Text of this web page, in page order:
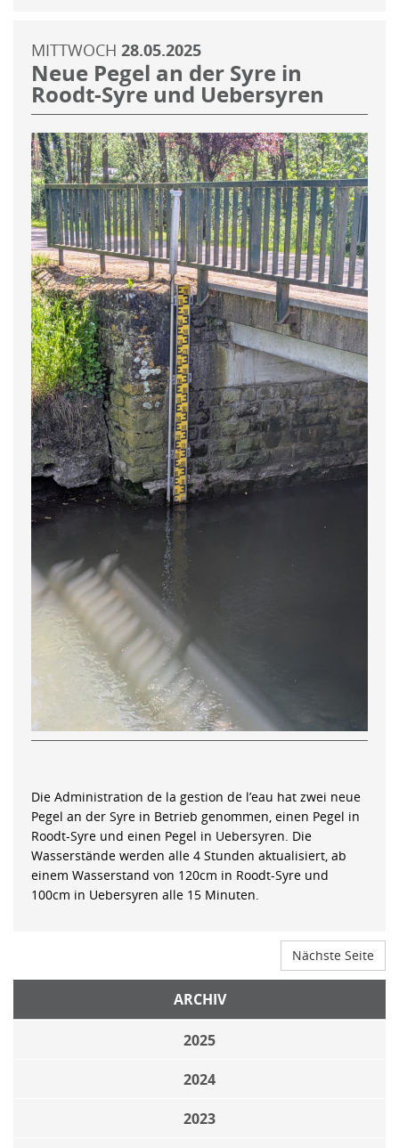
MITTWOCH 28.05.2025
Neue Pegel an der Syre in
Roodt-Syre und Uebersyren
Die Administration de la gestion de l’eau hat zwei neue
Pegel an der Syre in Betrieb genommen, einen Pegel in
Roodt-Syre und einen Pegel in Uebersyren. Die
Wasserstände werden alle 4 Stunden aktualisiert, ab
einem Wasserstand von 120cm in Roodt-Syre und
100cm in Uebersyren alle 15 Minuten.
Nächste Seite
ARCHIV
2025
2024
2023